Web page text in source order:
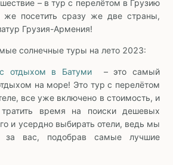
– в тур с перелётом в Грузию
посетить сразу же две страны,
Грузия-Армения!
солнечные туры на лето 2023:
отдыхом в Батуми – это самый
на море! Это тур с перелётом
все уже включено в стоимость, и
время на поиски дешевых
и усердно выбирать отели, ведь мы
за вас, подобрав самые лучшие